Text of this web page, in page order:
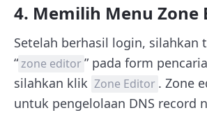
4. Memilih Menu Zone
Setelah berhasil login, silahkan
“zone editor” pada form
silahkan klik Zone Editor . Zone
untuk pengelolaan DNS record